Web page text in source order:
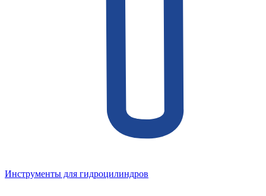
Инструменты для гидроцилиндров